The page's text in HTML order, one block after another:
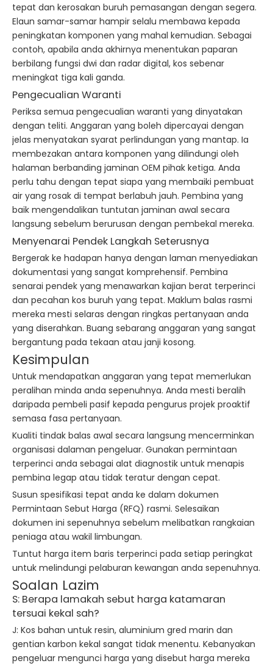
tepat dan kerosakan buruh pemasangan dengan segera.
Elaun samar-samar hampir selalu membawa kepada
peningkatan komponen yang mahal kemudian. Sebagai
contoh, apabila anda akhirnya menentukan paparan
berbilang fungsi dwi dan radar digital, kos sebenar
meningkat tiga kali ganda.
Pengecualian Waranti
Periksa semua pengecualian waranti yang dinyatakan
dengan teliti. Anggaran yang boleh dipercayai dengan
jelas menyatakan syarat perlindungan yang mantap. Ia
membezakan antara komponen yang dilindungi oleh
halaman berbanding jaminan OEM pihak ketiga. Anda
perlu tahu dengan tepat siapa yang membaiki pembuat
air yang rosak di tempat berlabuh jauh. Pembina yang
baik mengendalikan tuntutan jaminan awal secara
langsung sebelum berurusan dengan pembekal mereka.
Menyenarai Pendek Langkah Seterusnya
Bergerak ke hadapan hanya dengan laman menyediakan
dokumentasi yang sangat komprehensif. Pembina
senarai pendek yang menawarkan kajian berat terperinci
dan pecahan kos buruh yang tepat. Maklum balas rasmi
mereka mesti selaras dengan ringkas pertanyaan anda
yang diserahkan. Buang sebarang anggaran yang sangat
bergantung pada tekaan atau janji kosong.
Kesimpulan
Untuk mendapatkan anggaran yang tepat memerlukan
peralihan minda anda sepenuhnya. Anda mesti beralih
daripada pembeli pasif kepada pengurus projek proaktif
semasa fasa pertanyaan.
Kualiti tindak balas awal secara langsung mencerminkan
organisasi dalaman pengeluar. Gunakan permintaan
terperinci anda sebagai alat diagnostik untuk menapis
pembina legap atau tidak teratur dengan cepat.
Susun spesifikasi tepat anda ke dalam dokumen
Permintaan Sebut Harga (RFQ) rasmi. Selesaikan
dokumen ini sepenuhnya sebelum melibatkan rangkaian
peniaga atau wakil limbungan.
Tuntut harga item baris terperinci pada setiap peringkat
untuk melindungi pelaburan kewangan anda sepenuhnya.
Soalan Lazim
S: Berapa lamakah sebut harga katamaran
tersuai kekal sah?
J: Kos bahan untuk resin, aluminium gred marin dan
gentian karbon kekal sangat tidak menentu. Kebanyakan
pengeluar mengunci harga yang disebut harga mereka